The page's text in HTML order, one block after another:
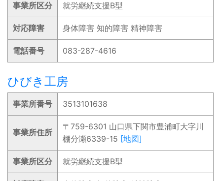
事業所区分 就労継続支援B型
対応障害 身体障害 知的障害 精神障害
電話番号 083-287-4616
ひびき工房
事業所番号 3513101638
事業所住所
〒759-6301 山口県下関市豊浦町大字川
棚分瀬6339-15 [地図]
事業所区分 就労継続支援B型